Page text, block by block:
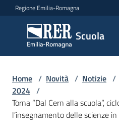
Vai al contenuto
Vai alla navigazione
Vai al footer
Regione Emilia-Romagna
Scuola
Scuola
Argomenti
Novità
Home / Novità / Notizie /
2024 /
Torna “Dal Cern alla scuola”,
l’insegnamento delle scienze